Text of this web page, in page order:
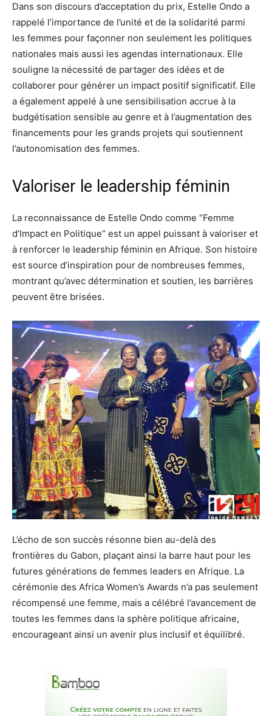
Dans son discours d’acceptation du prix, Estelle Ondo a
rappelé l’importance de l’unité et de la solidarité parmi
les femmes pour façonner non seulement les politiques
nationales mais aussi les agendas internationaux. Elle
souligne la nécessité de partager des idées et de
collaborer pour générer un impact positif significatif. Elle
a également appelé à une sensibilisation accrue à la
budgétisation sensible au genre et à l’augmentation des
financements pour les grands projets qui soutiennent
l’autonomisation des femmes.
Valoriser le leadership féminin
La reconnaissance de Estelle Ondo comme “Femme
d’Impact en Politique” est un appel puissant à valoriser et
à renforcer le leadership féminin en Afrique. Son histoire
est source d’inspiration pour de nombreuses femmes,
montrant qu’avec détermination et soutien, les barrières
peuvent être brisées.
L’écho de son succès résonne bien au-delà des
frontières du Gabon, plaçant ainsi la barre haut pour les
futures générations de femmes leaders en Afrique. La
cérémonie des Africa Women’s Awards n’a pas seulement
récompensé une femme, mais a célébré l’avancement de
toutes les femmes dans la sphère politique africaine,
encourageant ainsi un avenir plus inclusif et équilibré.